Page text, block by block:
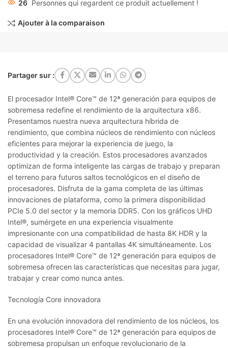
26 Personnes qui regardent ce produit actuellement !
Ajouter à la comparaison
Partager sur :
El procesador Intel® Core™ de 12ª generación para equipos de
sobremesa redefine el rendimiento de la arquitectura x86.
Presentamos nuestra nueva arquitectura híbrida de
rendimiento, que combina núcleos de rendimiento con núcleos
eficientes para mejorar la experiencia de juego, la
productividad y la creación. Estos procesadores avanzados
optimizan de forma inteligente las cargas de trabajo y preparan
el terreno para futuros saltos tecnológicos en el diseño de
procesadores. Disfruta de la gama completa de las últimas
innovaciones de plataforma, como la primera disponibilidad
PCIe 5.0 del sector y la memoria DDR5. Con los gráficos UHD
Intel®, sumérgete en una experiencia visualmente
impresionante con una compatibilidad de hasta 8K HDR y la
capacidad de visualizar 4 pantallas 4K simultáneamente. Los
procesadores Intel® Core™ de 12ª generación para equipos de
sobremesa ofrecen las características que necesitas para jugar,
trabajar y crear como nunca antes.
Tecnología Core innovadora
En una evolución innovadora del rendimiento de los núcleos, los
procesadores Intel® Core™ de 12ª generación para equipos de
sobremesa propulsan un enfoque revolucionario de la